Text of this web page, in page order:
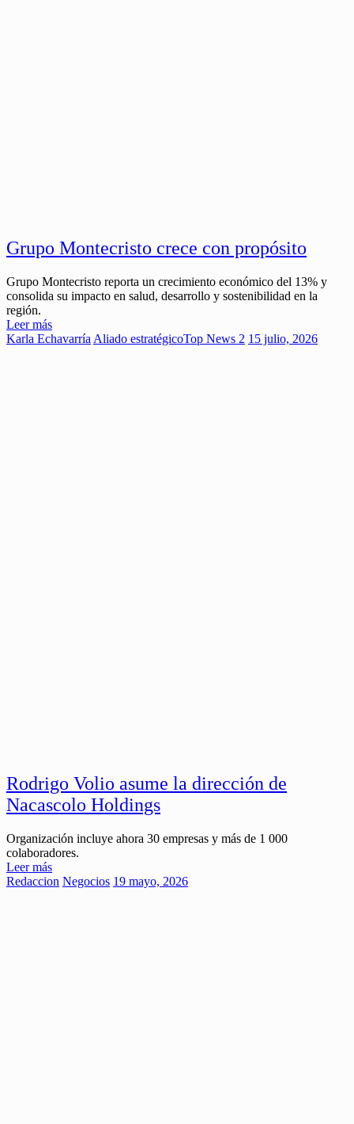
Grupo Montecristo crece con propósito
Grupo Montecristo reporta un crecimiento económico del 13% y
consolida su impacto en salud, desarrollo y sostenibilidad en la
región.
Leer más
Karla Echavarría Aliado estratégicoTop News 2 15 julio, 2026
Rodrigo Volio asume la dirección de
Nacascolo Holdings
Organización incluye ahora 30 empresas y más de 1 000
colaboradores.
Leer más
Redaccion Negocios 19 mayo, 2026